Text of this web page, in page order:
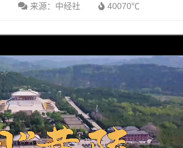
来源：中经社 40070℃